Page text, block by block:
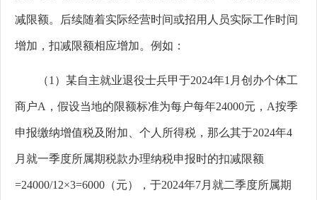
减限额。后续随着实际经营时间或招用人员实际工作时间
增加，扣减限额相应增加。例如：
（1 ）某自主就业退役士兵甲于2024年1 月创办个体工
商户A ，假设当地的限额标准为每户每年24000元， A按季
申报缴纳增值税及附加、个人所得税，那么其于2024年4
月就一季度所属期税款办理纳税申报时的扣减限额
=24000/12×3=6000 （元），于2024年7月就二季度所属期